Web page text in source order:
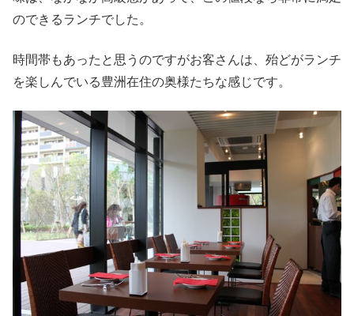
のできるランチでした。
時間帯もあったと思うのですがお客さんは、殆どがランチ
を楽しんでいる豊洲在住の奥様たちな感じです。